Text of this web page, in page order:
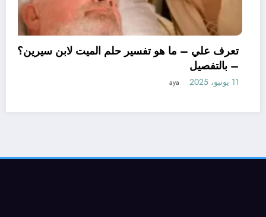
علي – ما هو تأويل ابن سيرين لتفسير حلم